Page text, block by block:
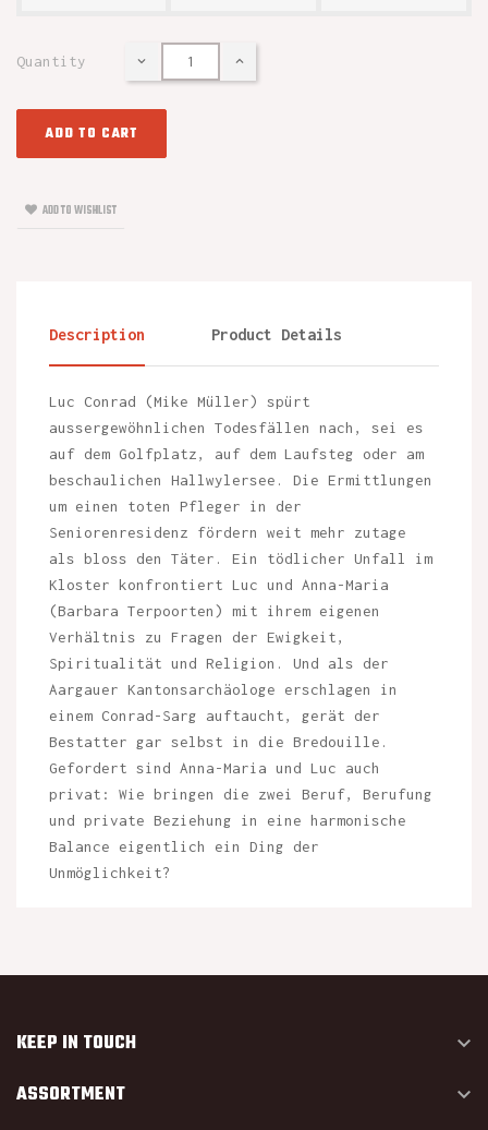
Quantity
ADD TO CART
ADD TO WISHLIST
Description Product Details
Luc Conrad (Mike Müller) spürt
aussergewöhnlichen Todesfällen nach, sei es
auf dem Golfplatz, auf dem Laufsteg oder am
beschaulichen Hallwylersee. Die Ermittlungen
um einen toten Pfleger in der
Seniorenresidenz fördern weit mehr zutage
als bloss den Täter. Ein tödlicher Unfall im
Kloster konfrontiert Luc und Anna-Maria
(Barbara Terpoorten) mit ihrem eigenen
Verhältnis zu Fragen der Ewigkeit,
Spiritualität und Religion. Und als der
Aargauer Kantonsarchäologe erschlagen in
einem Conrad-Sarg auftaucht, gerät der
Bestatter gar selbst in die Bredouille.
Gefordert sind Anna-Maria und Luc auch
privat: Wie bringen die zwei Beruf, Berufung
und private Beziehung in eine harmonische
Balance eigentlich ein Ding der
Unmöglichkeit?
KEEP IN TOUCH 
ASSORTMENT 